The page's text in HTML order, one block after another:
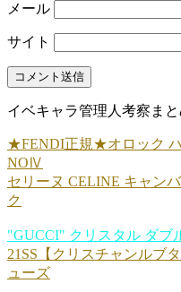
メール
サイト
イベキャラ管理人考察まと
★FENDI正規★オロック
NOⅣ
セリーヌ CELINE キャン
ク
"GUCCI" クリスタル ダブ
21SS【クリスチャンルブ
ューズ